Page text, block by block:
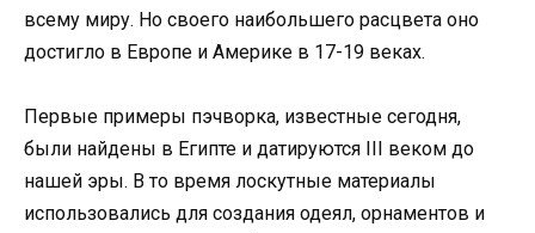
всему миру. Но своего наибольшего расцвета оно
достигло в Европе и Америке в 17-19 веках.
Первые примеры пэчворка, известные сегодня,
были найдены в Египте и датируются III веком до
нашей эры. В то время лоскутные материалы
использовались для создания одеял, орнаментов и